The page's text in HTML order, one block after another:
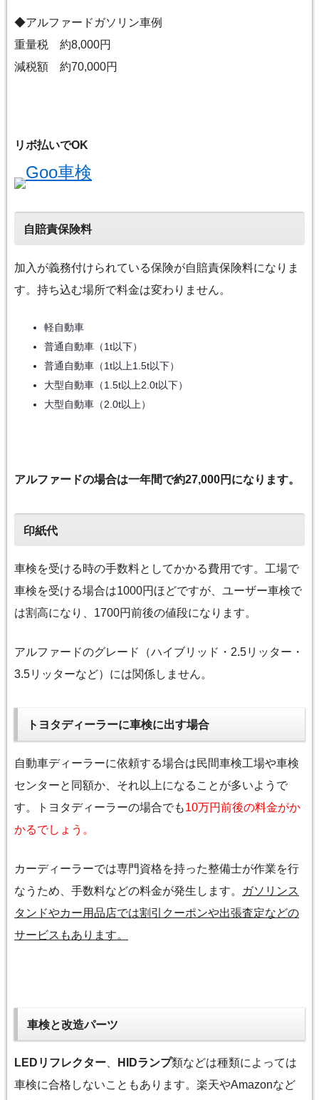
◆アルファードガソリン車例
重量税 約8,000円
減税額 約70,000円
リボ払いでOK
Goo車検
自賠責保険料
加入が義務付けられている保険が自賠責保険料になりま
す。持ち込む場所で料金は変わりません。
軽自動車
普通自動車（1t以下）
普通自動車（1t以上1.5t以下）
大型自動車（1.5t以上2.0t以下）
大型自動車（2.0t以上）
アルファードの場合は一年間で約27,000円になります。
印紙代
車検を受ける時の手数料としてかかる費用です。工場で
車検を受ける場合は1000円ほどですが、ユーザー車検で
は割高になり、1700円前後の値段になります。
アルファードのグレード（ハイブリッド・2.5リッター・
3.5リッターなど）には関係しません。
トヨタディーラーに車検に出す場合
自動車ディーラーに依頼する場合は民間車検工場や車検
センターと同額か、それ以上になることが多いようで
す。トヨタディーラーの場合でも10万円前後の料金がか
かるでしょう。
カーディーラーでは専門資格を持った整備士が作業を行
なうため、手数料などの料金が発生します。
ガソリンス
タンドやカー用品店では割引クーポンや出張査定などの
サービスもあります。
車検と改造パーツ
LEDリフレクター HIDランプ類などは種類によっては
車検に合格しないこともあります。楽天やAmazonなど